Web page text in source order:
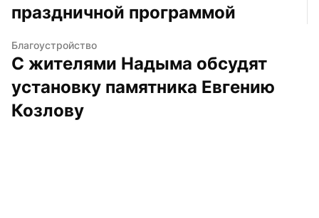
праздничной программой
Благоустройство
С жителями Надыма обсудят
установку памятника Евгению
Козлову